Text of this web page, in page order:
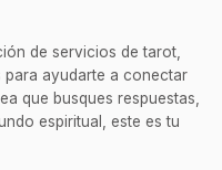
de servicios de tarot,
para ayudarte a conectar
que busques respuestas,
espiritual, este es tu